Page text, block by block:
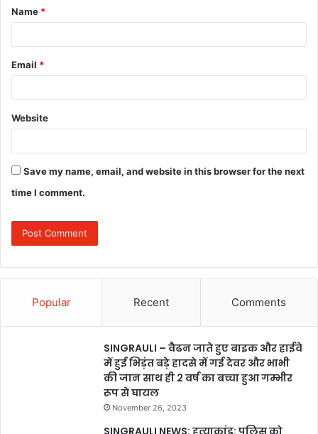
*
Name *
Email *
Website
Save my name, email, and website in this browser for the next
time I comment.
Popular Recent Comments
SINGRAULI – वैढन जाते हुए बाइक और हाईवे
में हुई भिड़ंत बड़े हादसे में गई देवर और भाभी
की जान साथ ही 2 वर्ष का बच्चा हुआ गम्भीर
रूप से घायल
November 26, 2023